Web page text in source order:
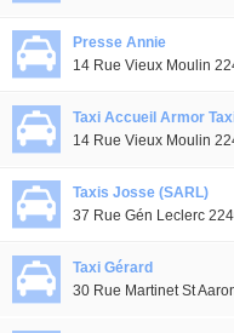
Presse Annie
14 Rue Vieux Moulin
Taxi Accueil Armor
14 Rue Vieux Moulin
Taxis Josse (SARL)
37 Rue Gén Leclerc
Taxi Gérard
30 Rue Martinet St